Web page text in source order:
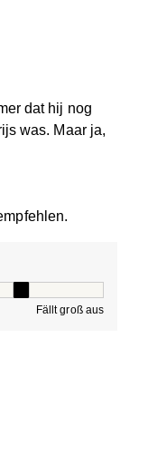
dat hij nog
was. Maar ja,
Fällt groß aus